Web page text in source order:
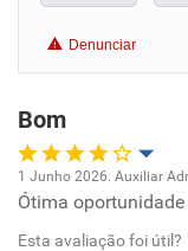
Denunciar
Bom
Oportunidade de
1 Junho 2026. Auxiliar
Ótima
Esta avaliação foi útil?